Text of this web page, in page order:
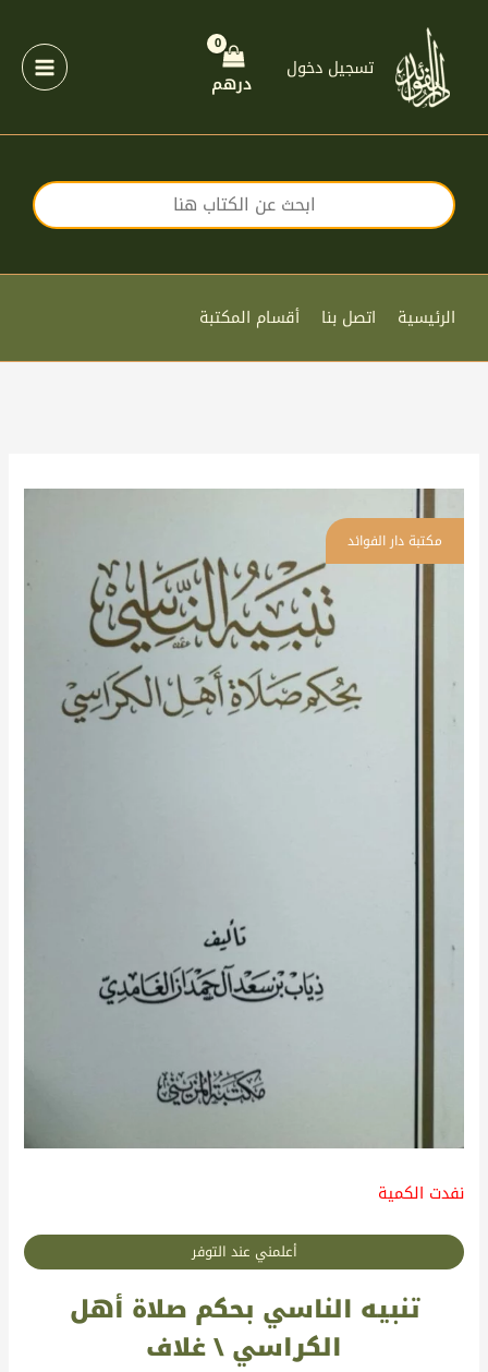
المحتوى
تسجيل دخول
درهم
الرئيسية اتصل بنا أقسام المكتبة
تنبيه الناسي بحكم صلاة أهل
الكراسي \ غلاف
نفدت الكمية
أعلمني عند التوفر